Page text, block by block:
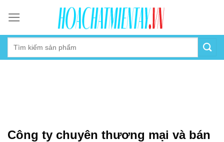
content
Công ty chuyên thương mại và bán